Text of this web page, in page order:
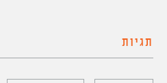
תגיות